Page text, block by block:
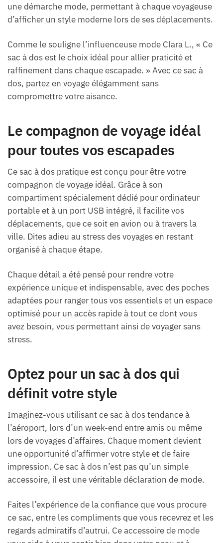
une démarche mode, permettant à chaque voyageuse
d’afficher un style moderne lors de ses déplacements.
Comme le souligne l’influenceuse mode Clara L., « Ce
sac à dos est le choix idéal pour allier praticité et
raffinement dans chaque escapade. » Avec ce sac à
dos, partez en voyage élégamment sans
compromettre votre aisance.
Le compagnon de voyage idéal
pour toutes vos escapades
Ce sac à dos pratique est conçu pour être votre
compagnon de voyage idéal. Grâce à son
compartiment spécialement dédié pour ordinateur
portable et à un port USB intégré, il facilite vos
déplacements, que ce soit en avion ou à travers la
ville. Dites adieu au stress des voyages en restant
organisé à chaque étape.
Chaque détail a été pensé pour rendre votre
expérience unique et indispensable, avec des poches
adaptées pour ranger tous vos essentiels et un espace
optimisé pour un accès rapide à tout ce dont vous
avez besoin, vous permettant ainsi de voyager sans
stress.
Optez pour un sac à dos qui
définit votre style
Imaginez-vous utilisant ce sac à dos tendance à
l’aéroport, lors d’un week-end entre amis ou même
lors de voyages d’affaires. Chaque moment devient
une opportunité d’affirmer votre style et de faire
impression. Ce sac à dos n’est pas qu’un simple
accessoire, il est une véritable déclaration de mode.
Faites l’expérience de la confiance que vous procure
ce sac, entre les compliments que vous recevrez et les
regards admiratifs d’autrui. Ce accessoire de mode